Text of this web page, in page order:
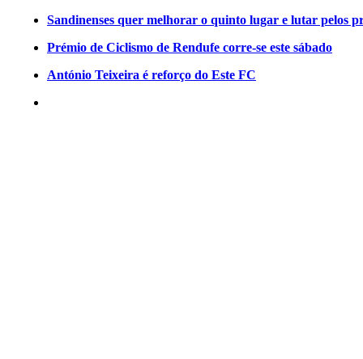
Sandinenses quer melhorar o quinto lugar e lutar pelos
Prémio de Ciclismo de Rendufe corre-se este sábado
António Teixeira é reforço do Este FC